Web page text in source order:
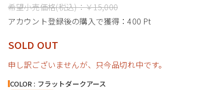
希望小売価格(税込)：￥15,000
アカウント登録後の購入で獲得：400 Pt
SOLD OUT
申し訳ございませんが、只今品切れ中です。
COLOR : フラットダークアース